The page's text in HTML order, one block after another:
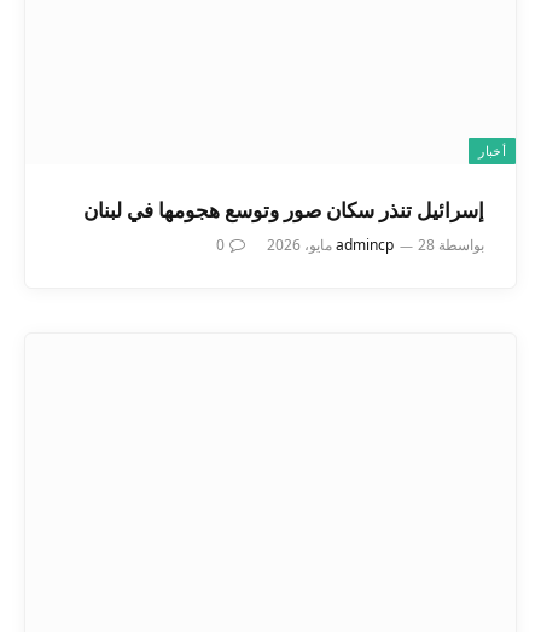
أخبار
إسرائيل تنذر سكان صور وتوسع هجومها في لبنان
بواسطة admincp 28 مايو، 2026 0